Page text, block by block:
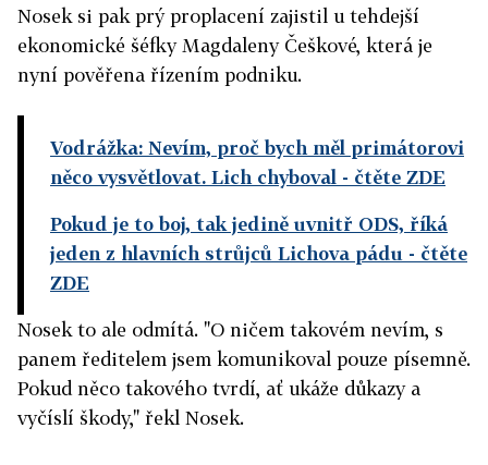
Nosek si pak prý proplacení zajistil u tehdejší
ekonomické šéfky Magdaleny Češkové, která je
nyní pověřena řízením podniku.
Vodrážka: Nevím, proč bych měl primátorovi
něco vysvětlovat. Lich chyboval - čtěte ZDE
Pokud je to boj, tak jedině uvnitř ODS, říká
jeden z hlavních strůjců Lichova pádu - čtěte
ZDE
Nosek to ale odmítá. "O ničem takovém nevím, s
panem ředitelem jsem komunikoval pouze písemně.
Pokud něco takového tvrdí, ať ukáže důkazy a
vyčíslí škody," řekl Nosek.